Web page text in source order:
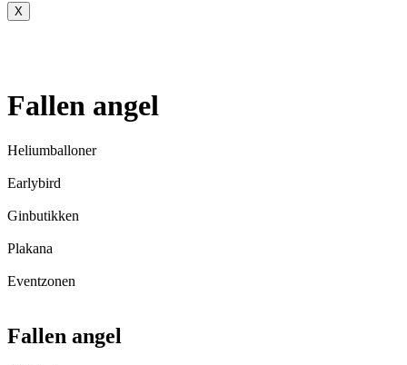
X
Fallen angel
Heliumballoner
Earlybird
Ginbutikken
Plakana
Eventzonen
Fallen angel